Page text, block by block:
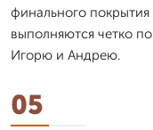
финального
выполняются четко
Игорю и Андрею.
05